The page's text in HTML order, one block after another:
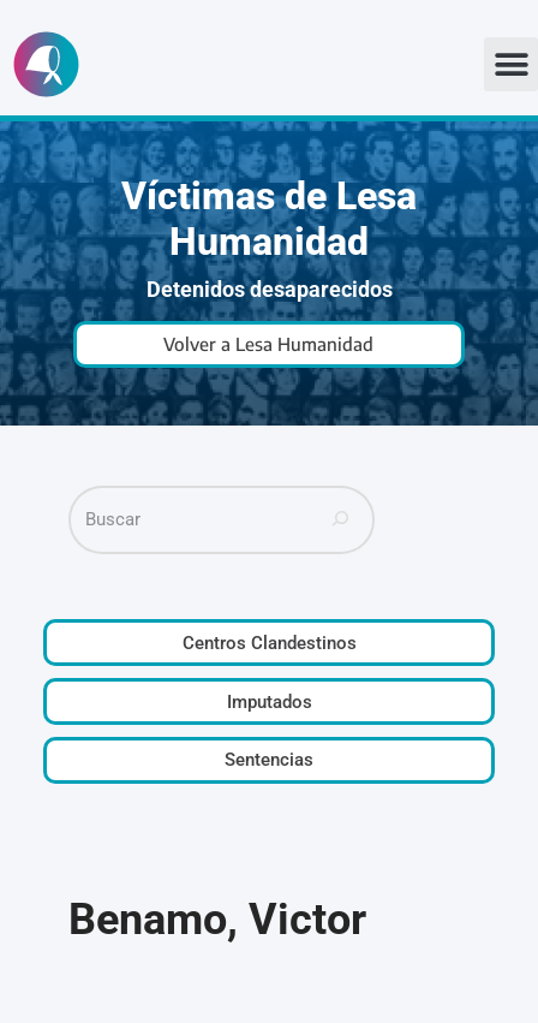
Ir
al
contenido
Víctimas de Lesa
Humanidad
Detenidos desaparecidos
Volver a Lesa Humanidad
Centros Clandestinos
Imputados
Sentencias
Benamo, Victor